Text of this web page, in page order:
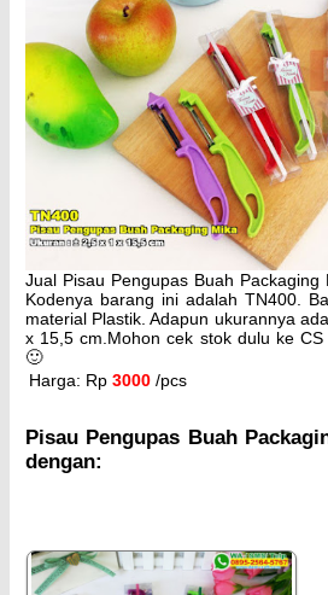
Jual Pisau Pengupas Buah Packaging
Kodenya barang ini adalah TN400.
material Plastik. Adapun ukurannya
x 15,5 cm.Mohon cek stok dulu ke
🙂
Harga: Rp 3000 /pcs
Pisau Pengupas Buah
dengan: